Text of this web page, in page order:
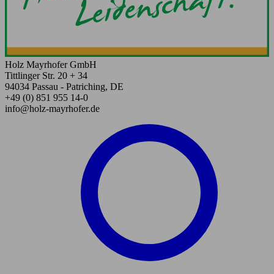
Holz Mayrhofer GmbH
Tittlinger Str. 20 + 34
94034 Passau - Patriching, DE
+49 (0) 851 955 14-0
info@holz-mayrhofer.de